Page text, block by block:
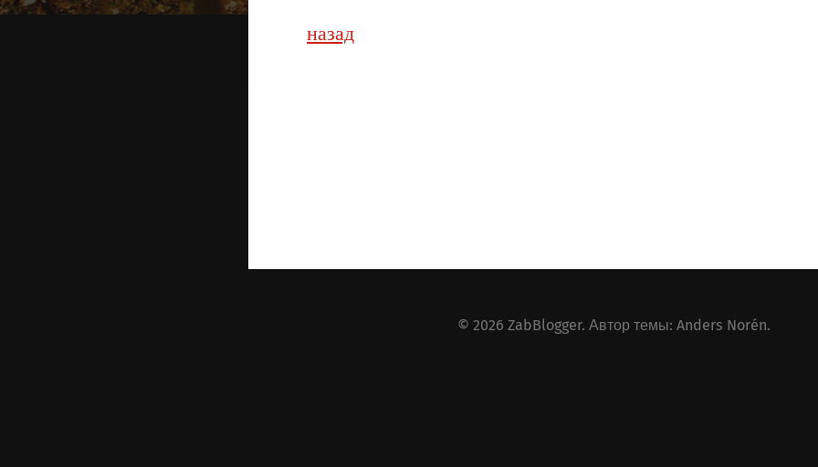
назад
© 2026 ZabBlogger. Автор темы: Anders Norén.